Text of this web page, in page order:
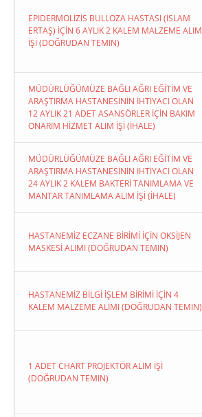
EPİDERMOLİZİS BULLOZA HASTASI (İSLAM
ERTAŞ) İÇİN 6 AYLIK 2 KALEM MALZEME ALIM
İŞİ (DOĞRUDAN TEMIN)
MÜDÜRLÜĞÜMÜZE BAĞLI AĞRI EĞİTİM VE
ARAŞTIRMA HASTANESİNİN İHTİYACI OLAN
12 AYLIK 21 ADET ASANSÖRLER İÇİN BAKIM
ONARIM HİZMET ALIM İŞİ (İHALE)
MÜDÜRLÜĞÜMÜZE BAĞLI AĞRI EĞİTİM VE
ARAŞTIRMA HASTANESİNİN İHTİYACI OLAN
24 AYLIK 2 KALEM BAKTERİ TANIMLAMA VE
MANTAR TANIMLAMA ALIM İŞİ (İHALE)
HASTANEMİZ ECZANE BİRİMİ İÇİN OKSİJEN
MASKESİ ALIMI (DOĞRUDAN TEMIN)
HASTANEMİZ BİLGİ İŞLEM BİRİMİ İÇİN 4
KALEM MALZEME ALIMI (DOĞRUDAN TEMIN)
1 ADET CHART PROJEKTÖR ALIM İŞİ
(DOĞRUDAN TEMIN)